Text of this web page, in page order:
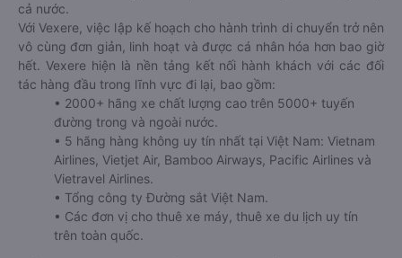
cả nước.
Với Vexere, việc lập kế hoạch cho hành trình di chuyển trở nên
vô cùng đơn giản, linh hoạt và được cá nhân hóa hơn bao giờ
hết. Vexere hiện là nền tảng kết nối hành khách với các đối
tác hàng đầu trong lĩnh vực đi lại, bao gồm:
• 2000+ hãng xe chất lượng cao trên 5000+ tuyến
đường trong và ngoài nước.
• 5 hãng hàng không uy tín nhất tại Việt Nam: Vietnam
Airlines, Vietjet Air, Bamboo Airways, Pacific Airlines và
Vietravel Airlines.
• Tổng công ty Đường sắt Việt Nam.
• Các đơn vị cho thuê xe máy, thuê xe du lịch uy tín
trên toàn quốc.